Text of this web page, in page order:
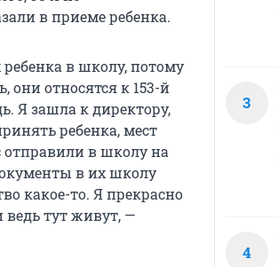
в приеме ребенка.
в школу, потому
они относятся к 153-й
Я зашла к директору,
ребенка, мест
отправили в школу на
в их школу
какое-то. Я прекрасно
ведь тут живут, —
3
4